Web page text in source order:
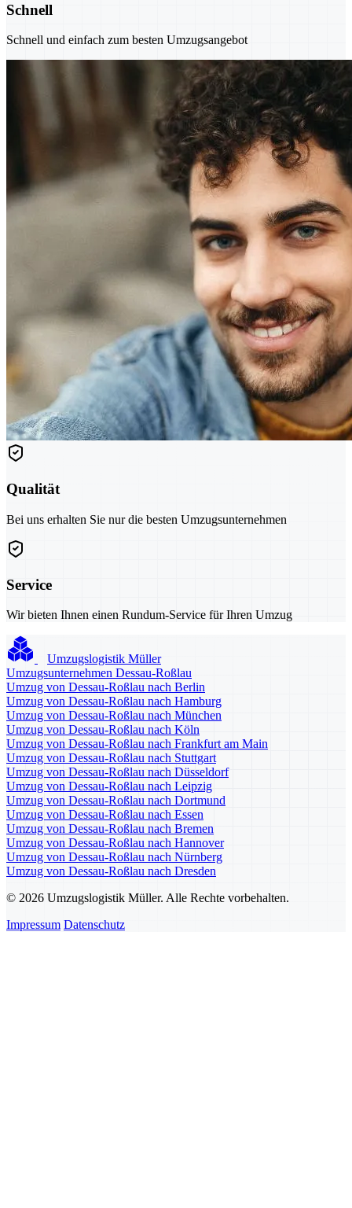
Schnell
Schnell und einfach zum besten Umzugsangebot
Qualität
Bei uns erhalten Sie nur die besten Umzugsunternehmen
Service
Wir bieten Ihnen einen Rundum-Service für Ihren Umzug
Umzugslogistik Müller
Umzugsunternehmen Dessau-Roßlau
Umzug von Dessau-Roßlau nach Berlin
Umzug von Dessau-Roßlau nach Hamburg
Umzug von Dessau-Roßlau nach München
Umzug von Dessau-Roßlau nach Köln
Umzug von Dessau-Roßlau nach Frankfurt am Main
Umzug von Dessau-Roßlau nach Stuttgart
Umzug von Dessau-Roßlau nach Düsseldorf
Umzug von Dessau-Roßlau nach Leipzig
Umzug von Dessau-Roßlau nach Dortmund
Umzug von Dessau-Roßlau nach Essen
Umzug von Dessau-Roßlau nach Bremen
Umzug von Dessau-Roßlau nach Hannover
Umzug von Dessau-Roßlau nach Nürnberg
Umzug von Dessau-Roßlau nach Dresden
© 2026 Umzugslogistik Müller. Alle Rechte vorbehalten.
Impressum Datenschutz